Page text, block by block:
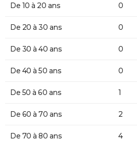
De 10 à 20 ans 0
De 20 à 30 ans 0
De 30 à 40 ans 0
De 40 à 50 ans 0
De 50 à 60 ans 1
De 60 à 70 ans 2
De 70 à 80 ans 4